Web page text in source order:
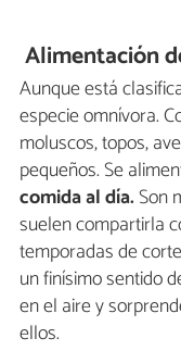
Alimentación
Aunque está
especie omnívora.
moluscos, topos,
pequeños. Se
comida al día.Son
suelen compartirla
temporadas de
un finísimo sentido
en el aire y
ellos.